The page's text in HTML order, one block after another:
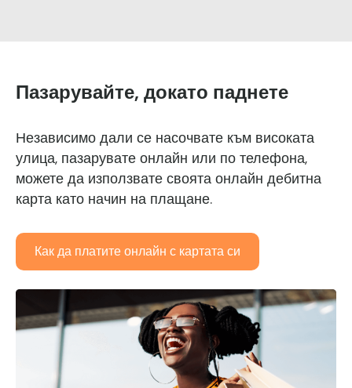
Пазарувайте, докато паднете
Независимо дали се насочвате към високата
улица, пазарувате онлайн или по телефона,
можете да използвате своята онлайн дебитна
карта като начин на плащане.
Как да платите онлайн с картата си